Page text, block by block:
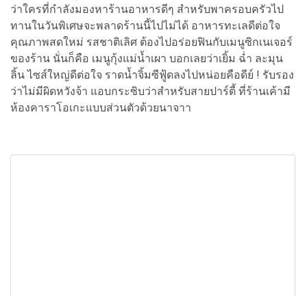
ว่าใครที่กำลังมองหาร้านอาหารดีๆ สำหรับพาครอบครัวไป
ทานในวันพิเศษจะพลาดร้านนี้ไปไม่ได้ อาหารทะเลดีต่อใจ
คุณภาพสดใหม่ รสชาติเลิศ ต้องไปอร่อยฟินกับเมนูซิกเนเจอร์
ของร้าน นั่นก็คือ เมนูกุ้งแม่น้ำเผา บอกเลยว่าเยิ้ม ฉ่ำ ละมุน
ลิ้น ไซส์ใหญ่ดีต่อใจ ราดน้ำจิ้มซีฟู้ดลงไปหน่อยคือดีย์ ! รับรอง
ว่าไม่มีผิดหวังจ้า แอบกระซิบว่าสำหรับสายปาร์ตี้ ที่ร้านเค้ามี
ห้องคาราโอเกะแบบส่วนตัวด้วยนาจาา